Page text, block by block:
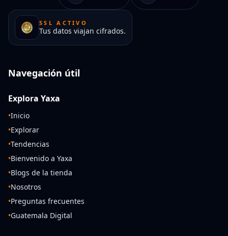
SSL ACTIVO
Tus datos viajan cifrados.
Navegación útil
Explora Yaxa
•Inicio
•Explorar
•Tendencias
•Bienvenido a Yaxa
•Blogs de la tienda
•Nosotros
•Preguntas frecuentes
•Guatemala Digital